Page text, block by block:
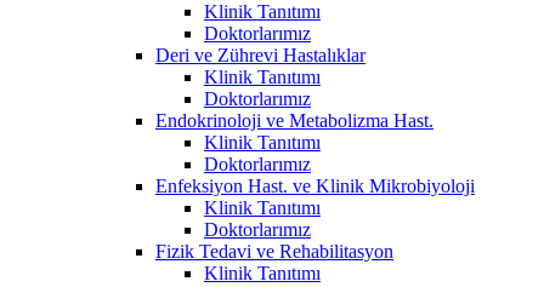
Klinik Tanıtımı
Doktorlarımız
Deri ve Zührevi Hastalıklar
Klinik Tanıtımı
Doktorlarımız
Endokrinoloji ve Metabolizma Hast.
Klinik Tanıtımı
Doktorlarımız
Enfeksiyon Hast. ve Klinik Mikrobiyoloji
Klinik Tanıtımı
Doktorlarımız
Fizik Tedavi ve Rehabilitasyon
Klinik Tanıtımı